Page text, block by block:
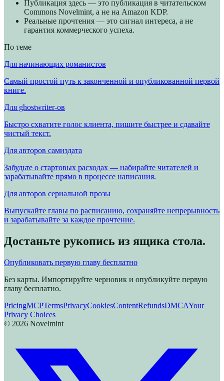
Публикация здесь — это публикация в читательском
Commons Novelmint, а не на Amazon KDP.
Реальные прочтения — это сигнал интереса, а не
гарантия коммерческого успеха.
По теме
Для начинающих романистов
Самый простой путь к законченной и опубликованной первой
книге.
Для ghostwriter-ов
Быстро схватите голос клиента, пишите быстрее и сдавайте
чистый текст.
Для авторов самиздата
Забудьте о стартовых расходах — набирайте читателей и
зарабатывайте прямо в процессе написания.
Для авторов сериальной прозы
Выпускайте главы по расписанию, сохраняйте непрерывность
и зарабатывайте за каждое прочтение.
Достаньте рукопись из ящика стола.
Опубликовать первую главу бесплатно
Без карты. Импортируйте черновик и опубликуйте первую
главу бесплатно.
PricingMCPTermsPrivacyCookiesContentRefundsDMCAYour
Privacy Choices
© 2026 Novelmint